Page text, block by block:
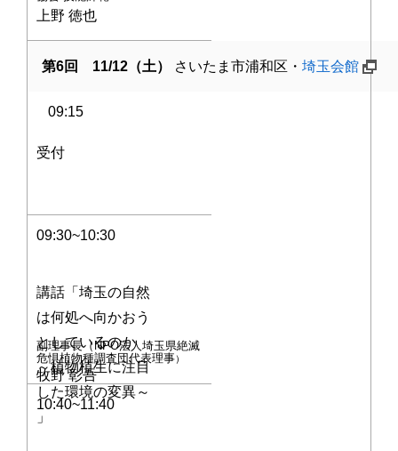
上野 徳也
第6回 11/12（土） さいたま市浦和区・ 埼玉会館
09:15
受付
09:30~10:30
講話「埼玉の自然
は何処へ向かおう
としているのか
～植物植生に注目
した環境の変異～
」
副理事長（NPO法人埼玉県絶滅
危惧植物種調査団代表理事）
牧野 彰吾
10:40~11:40